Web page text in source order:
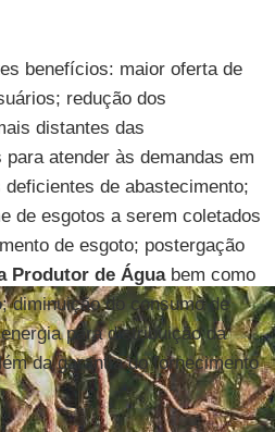
benefícios: maior oferta de
redução dos
distantes das
atender às demandas em
de abastecimento;
de esgotos a serem coletados
de esgoto; postergação
Produtor de Águabem como
; diminuição do consumo de
para distribuição da
da garantia do fornecimento